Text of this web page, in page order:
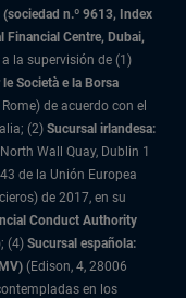
(sociedad n.º 9613, Index
Centre, Dubai,
la supervisión de (1)
Società e la Borsa
de acuerdo con el
(2) Sucursal irlandesa:
Wall Quay, Dublin 1
de la Unión Europea
de 2017, en su
Conduct Authority
(4) Sucursal española:
(Edison, 4, 28006
en los